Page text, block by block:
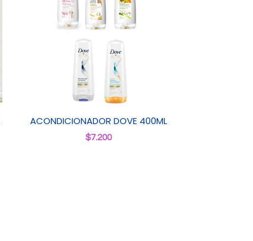
ACONDICIONADOR DOVE 400ML
$7.200